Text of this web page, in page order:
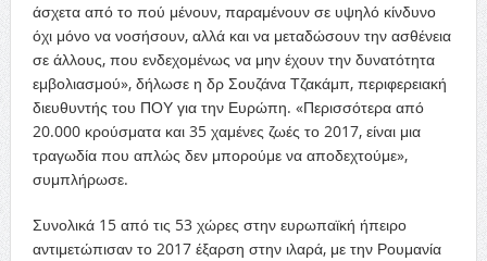
άσχετα από το πού μένουν, παραμένουν σε υψηλό κίνδυνο
όχι μόνο να νοσήσουν, αλλά και να μεταδώσουν την ασθένεια
σε άλλους, που ενδεχομένως να μην έχουν την δυνατότητα
εμβολιασμού», δήλωσε η δρ Σουζάνα Τζακάμπ, περιφερειακή
διευθυντής του ΠΟΥ για την Ευρώπη. «Περισσότερα από
20.000 κρούσματα και 35 χαμένες ζωές το 2017, είναι μια
τραγωδία που απλώς δεν μπορούμε να αποδεχτούμε»,
συμπλήρωσε.
Συνολικά 15 από τις 53 χώρες στην ευρωπαϊκή ήπειρο
αντιμετώπισαν το 2017 έξαρση στην ιλαρά, με την Ρουμανία